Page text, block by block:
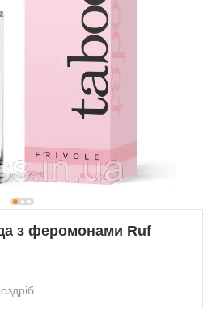
з феромонами Ruf